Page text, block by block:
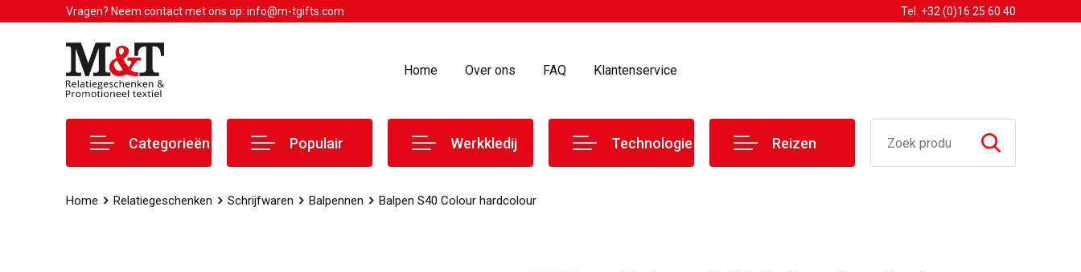
Vragen? Neem contact met ons op: info@m-tgifts.com Tel. +32 (0)16 25 60 40
Home Over ons FAQ Klantenservice
Categorieën Populair Werkkledij Technologie Reizen
Home Relatiegeschenken Schrijfwaren Balpennen Balpen S40 Colour hardcolour